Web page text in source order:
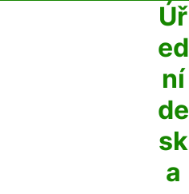
Úř
ed
ní
de
sk
a